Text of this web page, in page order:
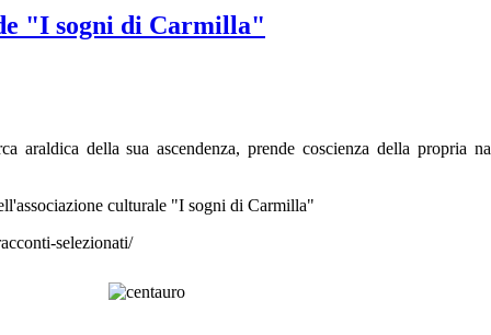
"I sogni di Carmilla"
della sua ascendenza, prende coscienza della propria
culturale "I sogni di Carmilla"
selezionati/